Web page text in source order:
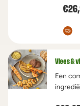
Vlees &
Een